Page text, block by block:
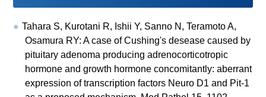
Tahara S, Kurotani R, Ishii Y, Sanno N, Teramoto A,
Osamura RY: A case of Cushing's desease caused by
pituitary adenoma producing adrenocorticotropic
hormone and growth hormone concomitantly: aberrant
expression of transcription factors Neuro D1 and Pit-1